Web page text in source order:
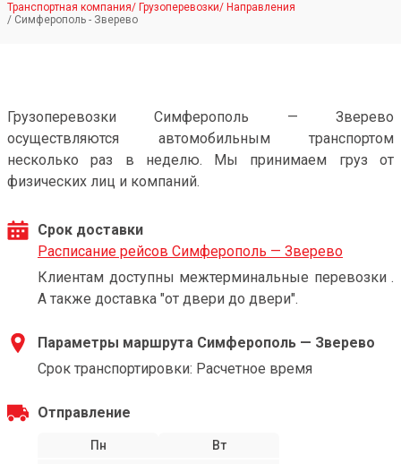
Транспортная компания/ Грузоперевозки/ Направления
/ Симферополь - Зверево
Грузоперевозки Симферополь — Зверево
осуществляются автомобильным транспортом
несколько раз в неделю. Мы принимаем груз от
физических лиц и компаний.
Срок доставки
Расписание рейсов Симферополь — Зверево
Клиентам доступны межтерминальные перевозки .
А также доставка "от двери до двери".
Параметры маршрута Симферополь — Зверево
Срок транспортировки: Расчетное время
Отправление
Пн
Вт